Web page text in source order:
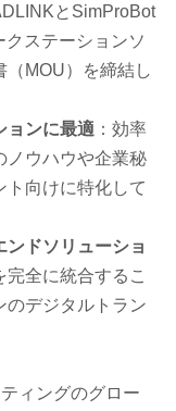
とSimProBot
ステーションソ
（MOU）を締結し
ョンに最適 ：効率
ノウハウや企業秘
ト向けに特化して
ドソリューショ
全に統合するこ
のデジタルトラン
ィングのグロー